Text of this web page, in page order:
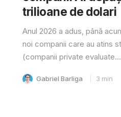
trilioane de dolari
Anul 2026 a adus, până
noi companii care au atins
(companii private evaluate...
Gabriel Barliga 3 min